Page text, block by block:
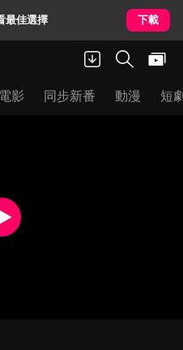
最佳選擇 下載
電影 同步新番 動漫 短